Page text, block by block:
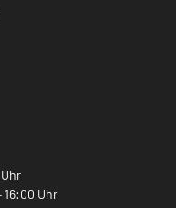
16:00 Uhr